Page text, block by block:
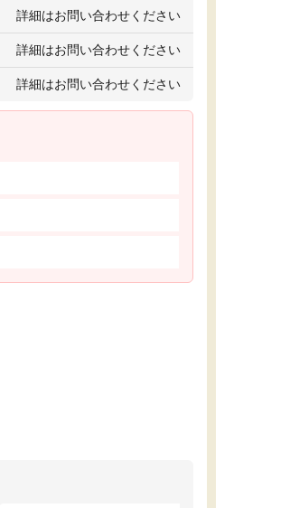
詳細はお問い合わせください
詳細はお問い合わせください
詳細はお問い合わせください